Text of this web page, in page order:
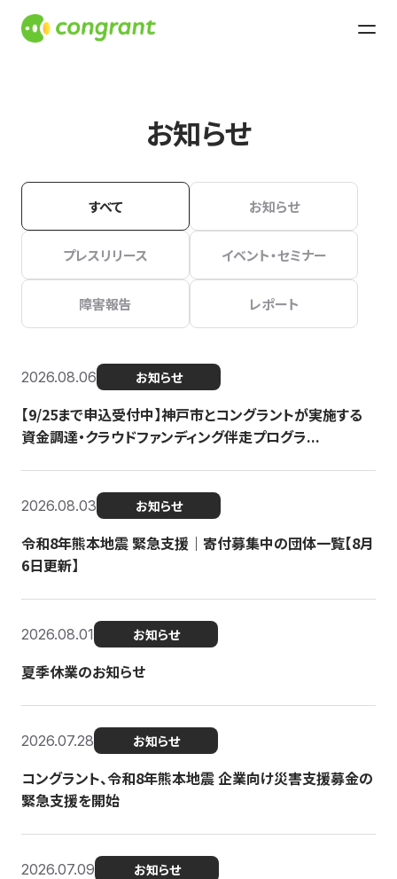
お知らせ
すべて お知らせ
プレスリリース イベント・セミナー
障害報告 レポート
2026.08.06 お知らせ
【9/25まで申込受付中】神戸市とコングラントが実施する
資金調達・クラウドファンディング伴走プログラ...
2026.08.03 お知らせ
令和8年熊本地震 緊急支援｜寄付募集中の団体一覧【8月
6日更新】
2026.08.01 お知らせ
夏季休業のお知らせ
2026.07.28 お知らせ
コングラント、令和8年熊本地震 企業向け災害支援募金の
緊急支援を開始
2026.07.09 お知らせ